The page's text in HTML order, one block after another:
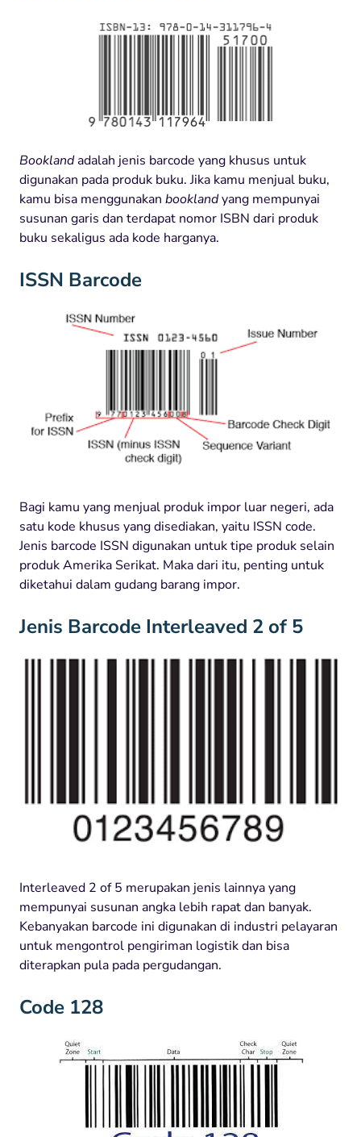
Booklandadalah jenis barcode yang khusus untuk
digunakan pada produk buku. Jika kamu menjual buku,
kamu bisa menggunakan booklandyang mempunyai
susunan garis dan terdapat nomor ISBN dari produk
buku sekaligus ada kode harganya.
ISSN Barcode
Bagi kamu yang menjual produk impor luar negeri, ada
satu kode khusus yang disediakan, yaitu ISSN code.
Jenis barcode ISSN digunakan untuk tipe produk selain
produk Amerika Serikat. Maka dari itu, penting untuk
diketahui dalam gudang barang impor.
Jenis Barcode Interleaved 2 of 5
Interleaved 2 of 5 merupakan jenis lainnya yang
mempunyai susunan angka lebih rapat dan banyak.
Kebanyakan barcode ini digunakan di industri pelayaran
untuk mengontrol pengiriman logistik dan bisa
diterapkan pula pada pergudangan.
Code 128